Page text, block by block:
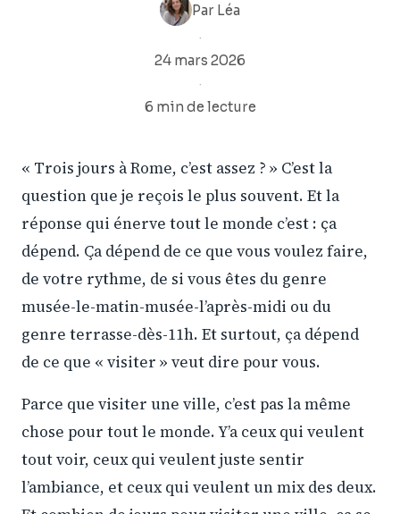
Par Léa
·
24 mars 2026
·
6 min de lecture
« Trois jours à Rome, c’est assez ? » C’est la
question que je reçois le plus souvent. Et la
réponse qui énerve tout le monde c’est : ça
dépend. Ça dépend de ce que vous voulez faire,
de votre rythme, de si vous êtes du genre
musée-le-matin-musée-l’après-midi ou du
genre terrasse-dès-11h. Et surtout, ça dépend
de ce que « visiter » veut dire pour vous.
Parce que visiter une ville, c’est pas la même
chose pour tout le monde. Y’a ceux qui veulent
tout voir, ceux qui veulent juste sentir
l’ambiance, et ceux qui veulent un mix des deux.